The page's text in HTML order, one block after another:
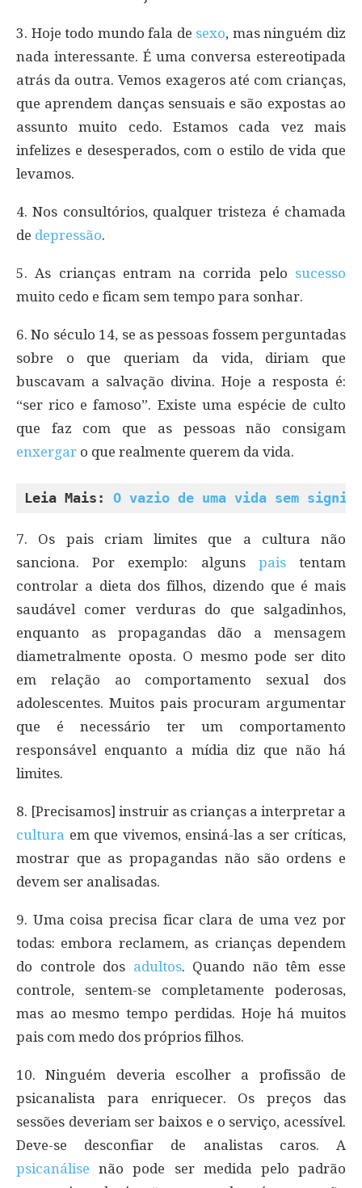
3. Hoje todo mundo fala de sexo, mas ninguém diz
nada interessante. É uma conversa estereotipada
atrás da outra. Vemos exageros até com crianças,
que aprendem danças sensuais e são expostas ao
assunto muito cedo. Estamos cada vez mais
infelizes e desesperados, com o estilo de vida que
levamos.
4. Nos consultórios, qualquer tristeza é chamada
de depressão.
5. As crianças entram na corrida pelo sucesso
muito cedo e ficam sem tempo para sonhar.
6. No século 14, se as pessoas fossem perguntadas
sobre o que queriam da vida, diriam que
buscavam a salvação divina. Hoje a resposta é:
“ser rico e famoso”. Existe uma espécie de culto
que faz com que as pessoas não consigam
enxergar o que realmente querem da vida.
Leia Mais: O vazio de uma vida sem
7. Os pais criam limites que a cultura não
sanciona. Por exemplo: alguns paistentam
controlar a dieta dos filhos, dizendo que é mais
saudável comer verduras do que salgadinhos,
enquanto as propagandas dão a mensagem
diametralmente oposta. O mesmo pode ser dito
em relação ao comportamento sexual dos
adolescentes. Muitos pais procuram argumentar
que é necessário ter um comportamento
responsável enquanto a mídia diz que não há
limites.
8. [Precisamos] instruir as crianças a interpretar a
cultura em que vivemos, ensiná-las a ser críticas,
mostrar que as propagandas não são ordens e
devem ser analisadas.
9. Uma coisa precisa ficar clara de uma vez por
todas: embora reclamem, as crianças dependem
do controle dos adultos. Quando não têm esse
controle, sentem-se completamente poderosas,
mas ao mesmo tempo perdidas. Hoje há muitos
pais com medo dos próprios filhos.
10. Ninguém deveria escolher a profissão de
psicanalista para enriquecer. Os preços das
sessões deveriam ser baixos e o serviço, acessível.
Deve-se desconfiar de analistas caros. A
psicanálisenão pode ser medida pelo padrão